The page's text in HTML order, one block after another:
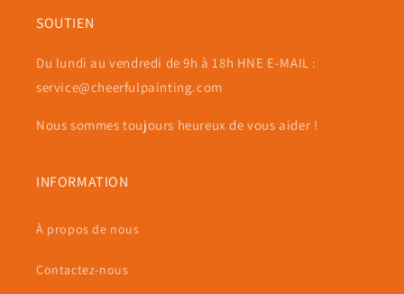
SOUTIEN
Du lundi au vendredi de 9h à 18h HNE E-MAIL :
service@cheerfulpainting.com
Nous sommes toujours heureux de vous aider !
INFORMATION
À propos de nous
Contactez-nous